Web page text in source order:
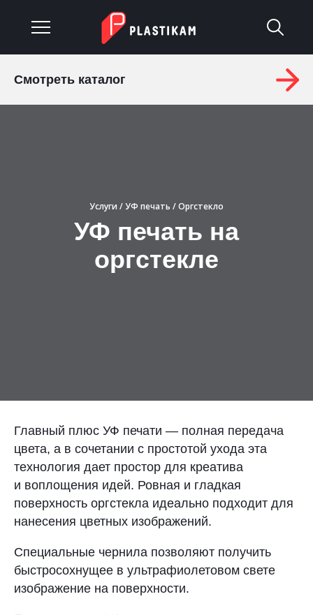
Материалы
Оплата и доставка
ТОЛЬЯТТИ
sale@plastikam.ru
Смотреть каталог
Услуги /УФ печать / Оргстекло
УФ печать на
оргстекле
Главный плюс УФ печати — полная передача
цвета, а в сочетании с простотой ухода эта
технология дает простор для креатива
и воплощения идей. Ровная и гладкая
поверхность оргстекла идеально подходит для
нанесения цветных изображений.
Специальные чернила позволяют получить
быстросохнущее в ультрафиолетовом свете
изображение на поверхности.